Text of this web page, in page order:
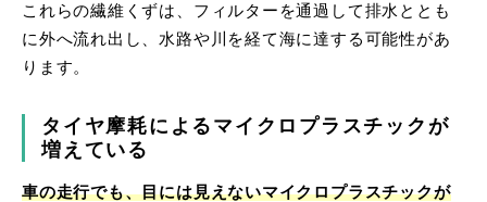
これらの繊維くずは、フィルターを通過して排水ととも
に外へ流れ出し、水路や川を経て海に達する可能性があ
ります。
タイヤ摩耗によるマイクロプラスチックが
増えている
車の走行でも、目には見えないマイクロプラスチックが